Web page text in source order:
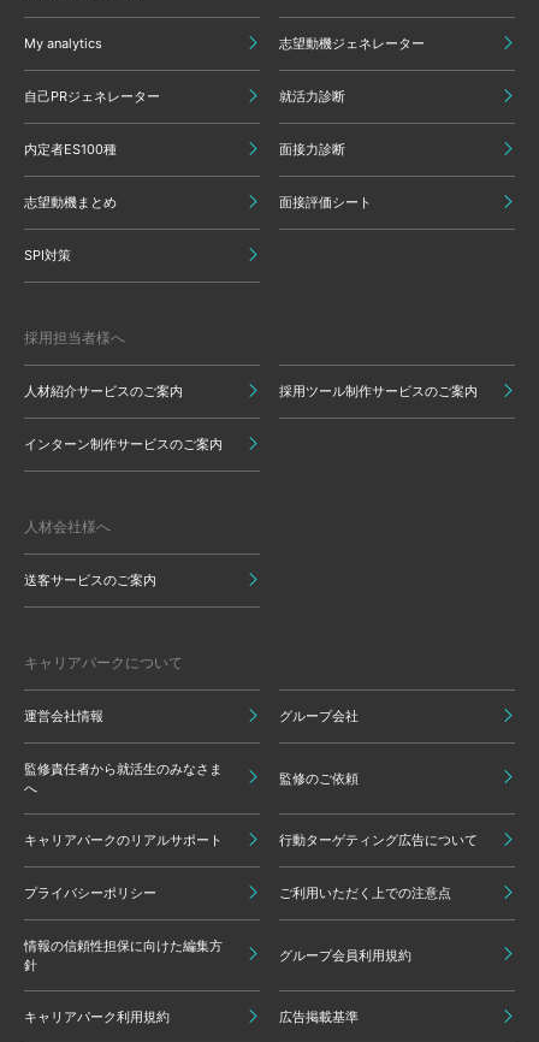
My analytics 志望動機ジェネレーター
自己PRジェネレーター 就活力診断
内定者ES100種 面接力診断
志望動機まとめ 面接評価シート
SPI対策
採用担当者様へ
人材紹介サービスのご案内 採用ツール制作サービスのご案内
インターン制作サービスのご案内
人材会社様へ
送客サービスのご案内
キャリアパークについて
運営会社情報 グループ会社
監修責任者から就活生のみなさま
へ
監修のご依頼
キャリアパークのリアルサポート 行動ターゲティング広告について
プライバシーポリシー ご利用いただく上での注意点
情報の信頼性担保に向けた編集方
針
グループ会員利用規約
キャリアパーク利用規約 広告掲載基準